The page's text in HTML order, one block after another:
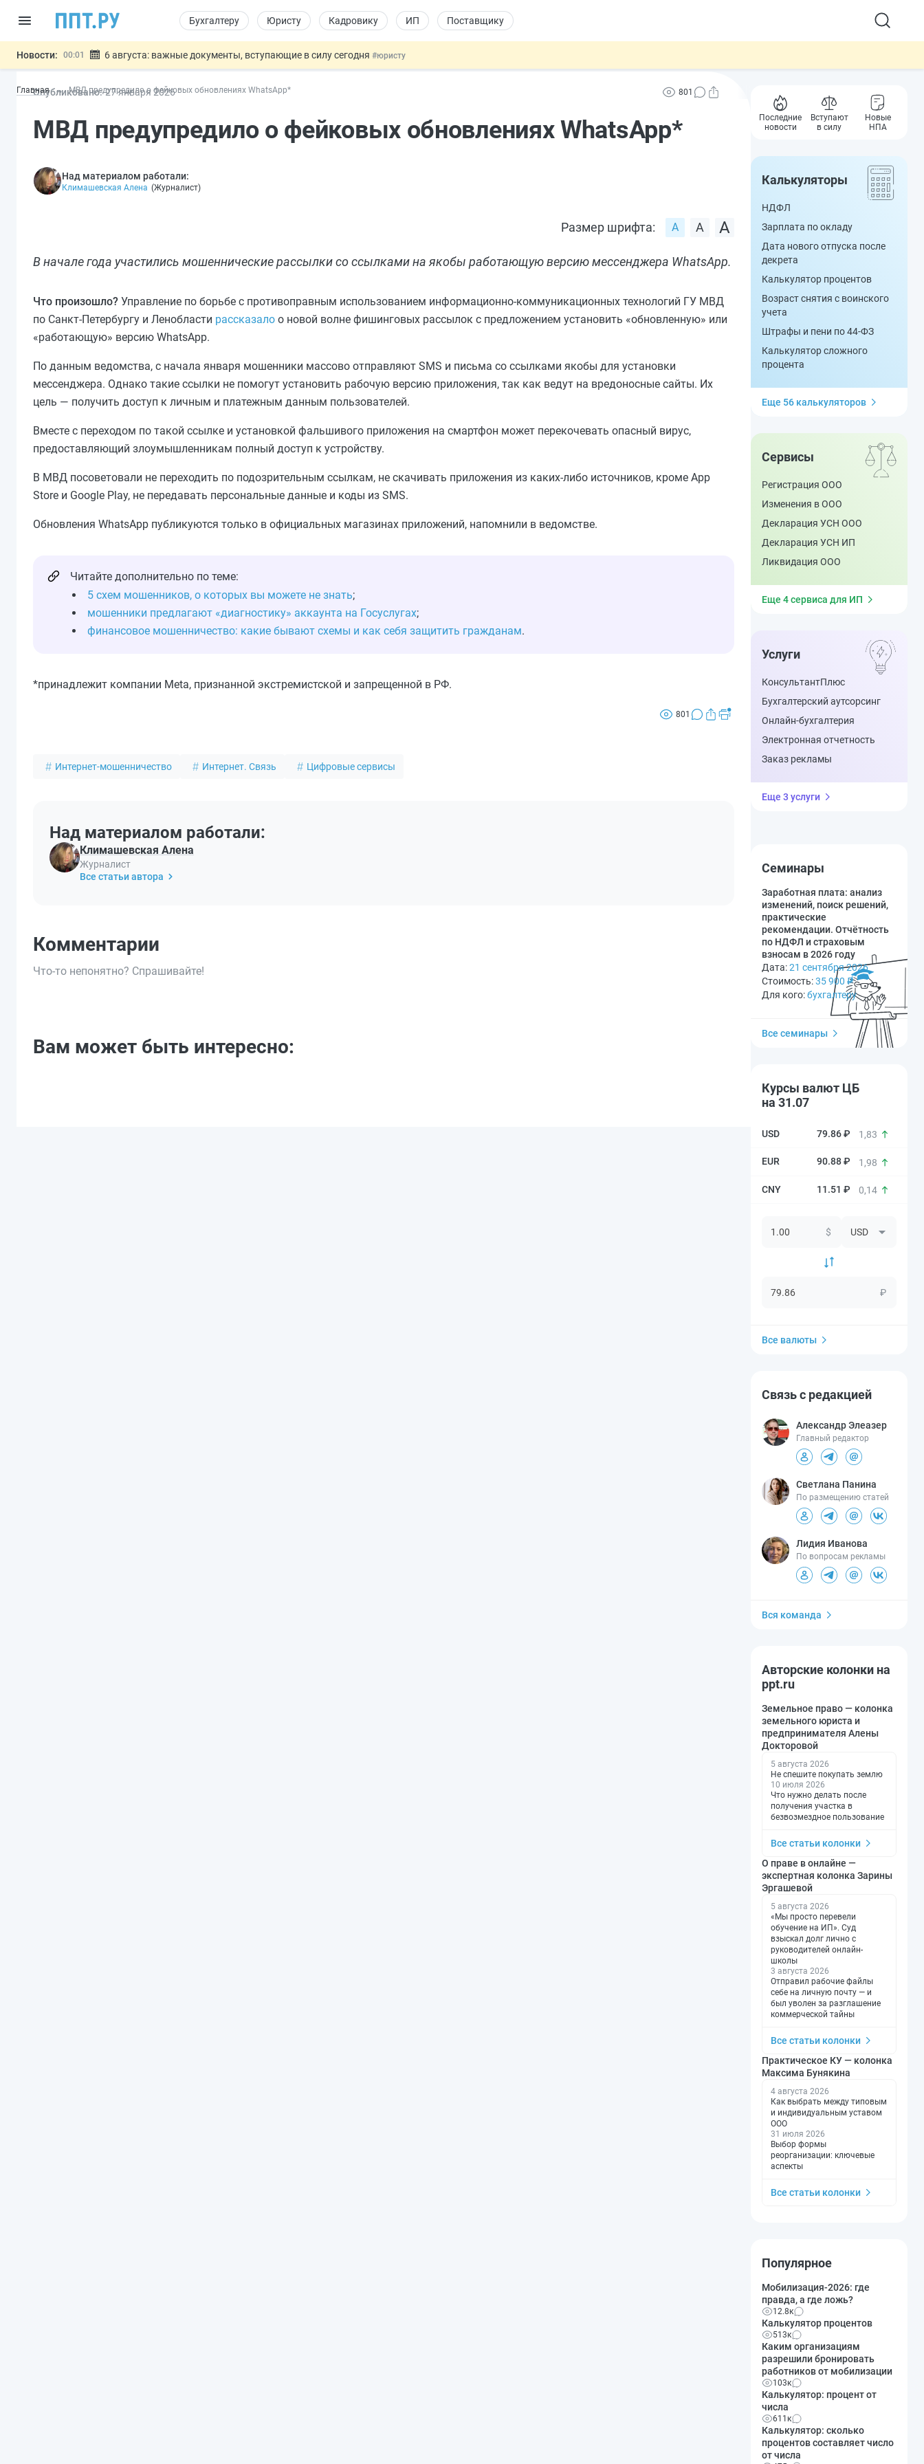
Бухгалтеру Юристу Кадровику ИП Поставщику
Новости: 00:01 6 августа: важные документы, вступающие в силу сегодня #юристу
05.08 Мигрантам с судимостью запретят получать ВНЖ и гражданство: закон подписан
05.08
Важно Подписан закон об упрощении госзакупок по 44-ФЗ#заказчику
Главная МВД предупредило о фейковых обновлениях WhatsApp*
Опубликовано: 27 января2026 801
МВД предупредило о фейковых обновлениях WhatsApp*
Над материалом работали:
Климашевская Алена (Журналист)
Размер шрифта:
В начале года участились мошеннические рассылки со ссылками на якобы работающую версию мессенджера WhatsApp.
Что произошло? Управление по борьбе с противоправным использованием информационно-коммуникационных технологий ГУ МВД
по Санкт‑Петербургу и Ленобласти рассказало о новой волне фишинговых рассылок с предложением установить «обновленную» или
«работающую» версию WhatsApp.
По данным ведомства, с начала января мошенники массово отправляют SMS и письма со ссылками якобы для установки
мессенджера. Однако такие ссылки не помогут установить рабочую версию приложения, так как ведут на вредоносные сайты. Их
цель — получить доступ к личным и платежным данным пользователей.
Вместе с переходом по такой ссылке и установкой фальшивого приложения на смартфон может перекочевать опасный вирус,
предоставляющий злоумышленникам полный доступ к устройству.
В МВД посоветовали не переходить по подозрительным ссылкам, не скачивать приложения из каких-либо источников, кроме App
Store и Google Play, не передавать персональные данные и коды из SMS.
Обновления WhatsApp публикуются только в официальных магазинах приложений, напомнили в ведомстве.
Читайте дополнительно по теме:
5 схем мошенников, о которых вы можете не знать;
мошенники предлагают «диагностику» аккаунта на Госуслугах;
финансовое мошенничество: какие бывают схемы и как себя защитить гражданам.
*принадлежит компании Meta, признанной экстремистской и запрещенной в РФ.
801
Интернет-мошенничество Интернет. Связь Цифровые сервисы
Над материалом работали:
Климашевская Алена
Журналист
Все статьи автора
Комментарии
Что-то непонятно? Спрашивайте!
Вам может быть интересно:
Последние
новости
Вступают
в силу
Новые
НПА
Калькуляторы
НДФЛ
Зарплата по окладу
Дата нового отпуска после
декрета
Калькулятор процентов
Возраст снятия с воинского
учета
Штрафы и пени по 44-ФЗ
Калькулятор сложного
процента
Еще 56 калькуляторов
Сервисы
Регистрация ООО
Изменения в ООО
Декларация УСН ООО
Декларация УСН ИП
Ликвидация ООО
Еще 4 сервиса для ИП
Услуги
КонсультантПлюс
Бухгалтерский аутсорсинг
Онлайн-бухгалтерия
Электронная отчетность
Заказ рекламы
Еще 3 услуги
Семинары
Заработная плата: анализ
изменений, поиск решений,
практические
рекомендации. Отчётность
по НДФЛ и страховым
взносам в 2026 году
Дата:21 сентября 2026
Стоимость:35 900 ₽
Для кого:бухгалтеру
Все семинары
Курсы валют ЦБ
на 31.07
79.86 ₽ 1,83
90.88 ₽ 1,98
11.51 ₽ 0,14
$
₽
Все валюты
Связь с редакцией
Александр Элеазер
Главный редактор
Светлана Панина
По размещению статей
Лидия Иванова
По вопросам рекламы
Вся команда
Авторские колонки на
ppt.ru
Земельное право — колонка
земельного юриста и
предпринимателя Алены
Докторовой
5 августа 2026
Не спешите покупать землю
10 июля 2026
Что нужно делать после
получения участка в
безвозмездное пользование
Все статьи колонки
О праве в онлайне —
экспертная колонка Зарины
Эргашевой
5 августа 2026
«Мы просто перевели
обучение на ИП». Суд
взыскал долг лично с
руководителей онлайн-
школы
3 августа 2026
Отправил рабочие файлы
себе на личную почту — и
был уволен за разглашение
коммерческой тайны
Все статьи колонки
Практическое КУ — колонка
Максима Бунякина
4 августа 2026
Как выбрать между типовым
и индивидуальным уставом
ООО
31 июля 2026
Выбор формы
реорганизации: ключевые
аспекты
Все статьи колонки
Популярное
Мобилизация-2026: где
правда, а где ложь?
12.8к
Калькулятор процентов
513к
Каким организациям
разрешили бронировать
работников от мобилизации
103к
Калькулятор: процент от
числа
611к
Калькулятор: сколько
процентов составляет число
от числа